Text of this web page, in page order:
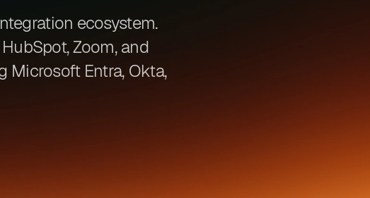
ecosystem.
Zoom, and
Microsoft Entra, Okta,